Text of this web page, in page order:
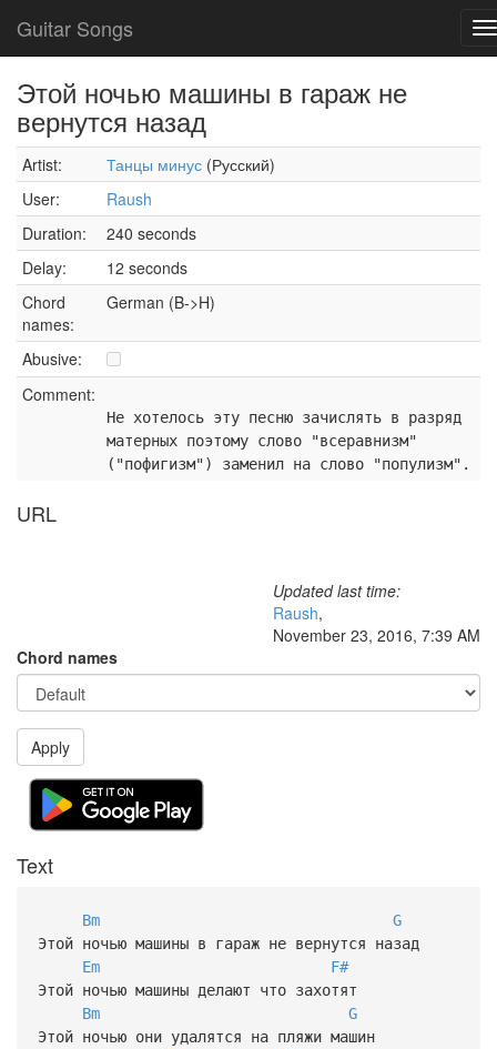
Guitar Songs
Этой ночью машины в гараж не
вернутся назад
Artist: Танцы минус (Русский)
User:
Raush
Duration:
240 seconds
Delay:
12 seconds
Chord
names:
German (B->H)
Abusive:
Comment:
Не хотелось эту песню зачислять в разряд
матерных поэтому слово "всеравнизм"
("пофигизм") заменил на слово "популизм".
URL
Updated last time:
Raush,
November 23, 2016, 7:39 AM
Chord names
Apply
Text
Bm
G
Этой ночью машины в гараж не вернутся назад
Em
F#
Этой ночью машины делают что захотят
Bm
G
Этой ночью они удалятся на пляжи машин